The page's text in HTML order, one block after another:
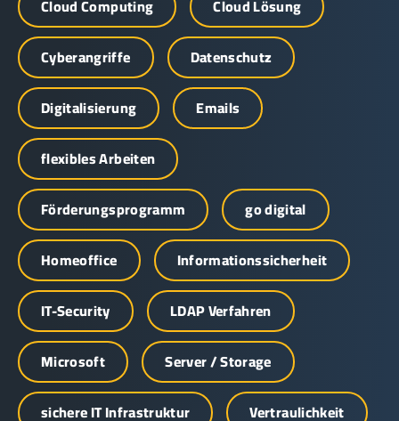
Cloud Computing
Cloud Lösung
Cyberangriffe
Datenschutz
Digitalisierung
Emails
flexibles Arbeiten
Förderungsprogramm
go digital
Homeoffice
Informationssicherheit
IT-Security
LDAP Verfahren
Microsoft
Server / Storage
sichere IT Infrastruktur
Vertraulichkeit